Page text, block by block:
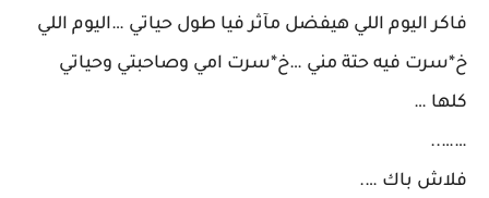
فاكر اليوم اللي هيفضل مآثر فيا طول حياتي …اليوم اللي
خ*سرت فيه حتة مني …خ*سرت امي وصاحبتي وحياتي
كلها …
……..
فلاش باك ….